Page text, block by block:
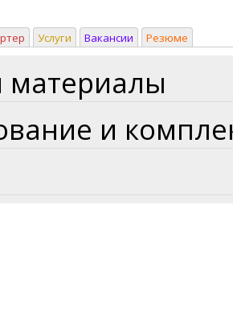
Услуги Вакансии Резюме
материалы
и